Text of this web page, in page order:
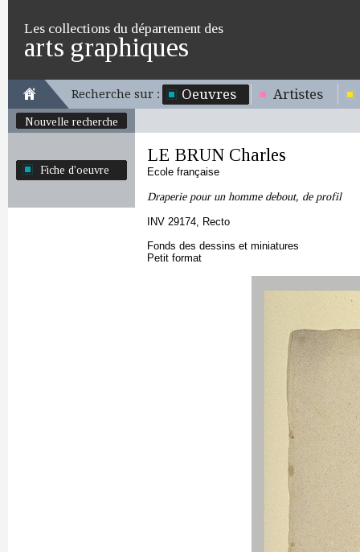
Les collections du département des
arts graphiques
Recherche sur : Oeuvres Artistes
Nouvelle recherche
Fiche d'oeuvre
LE BRUN Charles
Ecole française
Draperie pour un homme debout, de profil
INV 29174, Recto
Fonds des dessins et miniatures
Petit format